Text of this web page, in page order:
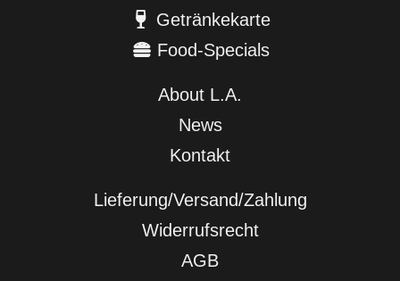
Getränkekarte
Food-Specials
About L.A.
News
Kontakt
Lieferung/Versand/Zahlung
Widerrufsrecht
AGB